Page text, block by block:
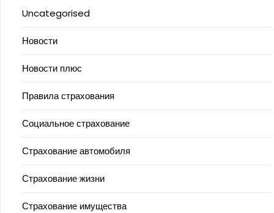
Uncategorised
Новости
Новости плюс
Правила страхования
Социальное страхование
Страхование автомобиля
Страхование жизни
Страхование имущества